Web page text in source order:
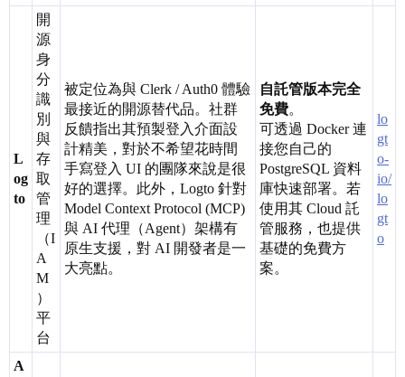
L
og
to
開
源
身
分
識
別
與
存
取
管
理
（I
A
M
）
平
台
被定位為與 Clerk / Auth0 體驗
最接近的開源替代品。社群
反饋指出其預製登入介面設
計精美，對於不希望花時間
手寫登入 UI 的團隊來說是很
好的選擇。此外，Logto 針對
Model Context Protocol (MCP)
與 AI 代理（Agent）架構有
原生支援，對 AI 開發者是一
大亮點。
自託管版本完全
免費。
可透過 Docker 連
接您自己的
PostgreSQL 資料
庫快速部署。若
使用其 Cloud 託
管服務，也提供
基礎的免費方
案。
lo
gt
o-
io/
lo
gt
o
A